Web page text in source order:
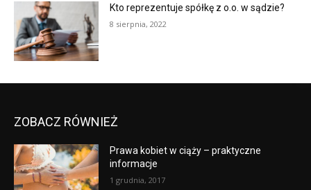
Kto reprezentuje spółkę z o.o. w sądzie?
8 sierpnia, 2022
ZOBACZ RÓWNIEŻ
Prawa kobiet w ciąży – praktyczne
informacje
1 grudnia, 2017